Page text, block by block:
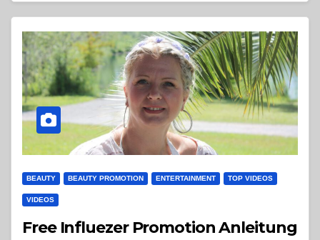
BEAUTY BEAUTY PROMOTION ENTERTAINMENT TOP VIDEOS
VIDEOS
Free Influezer Promotion Anleitung